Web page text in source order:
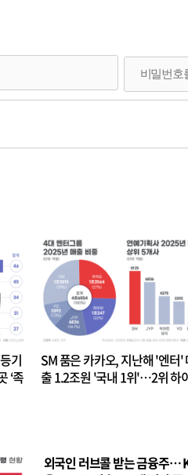
기
‘족
SM 품은 카카오, 지난해 '엔터'
출 1.2조원 '국내 1위'…2위 하
외국인 러브콜 받는 금융주…